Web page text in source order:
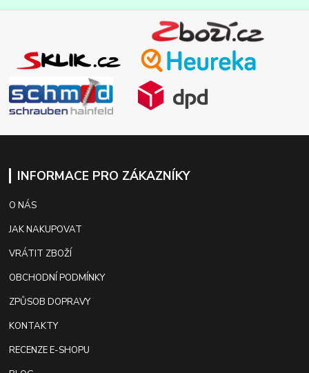
INFORMACE PRO ZÁKAZNÍKY
O NÁS
JAK NAKUPOVAT
VRÁTIT ZBOŽÍ
OBCHODNÍ PODMÍNKY
ZPŮSOB DOPRAVY
KONTAKTY
RECENZE E-SHOPU